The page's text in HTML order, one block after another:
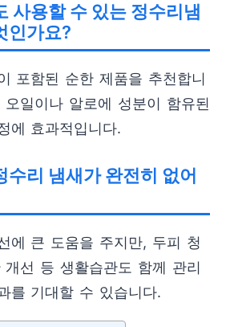
사용할 수 있는 정수리냄
인가요?
포함된 순한 제품을 추천합니
일이나 알로에 성분이 함유된
에 효과적입니다.
수리 냄새가 완전히 없어
에 큰 도움을 주지만, 두피 청
개선 등 생활습관도 함께 관리
를 기대할 수 있습니다.